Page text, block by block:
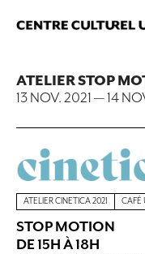
ATELIER STOP
13 NOV. 2021 —14
ATELIER CINETICA 2021 CAFÉ
STOP MOTION
DE 15H À 18H